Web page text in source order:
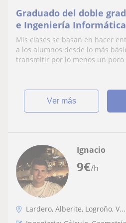
Graduado del doble
e Ingeniería
experiencia ofrece
matemáticas.
Mis clases se basan en hacer
a los alumnos desde lo más
transmitir por lo menos un poco
ver más
9€/h
Ignacio
Lardero, Alberite, Logroño, V...